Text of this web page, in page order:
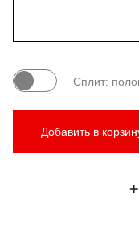
Сплит:
Добавить в